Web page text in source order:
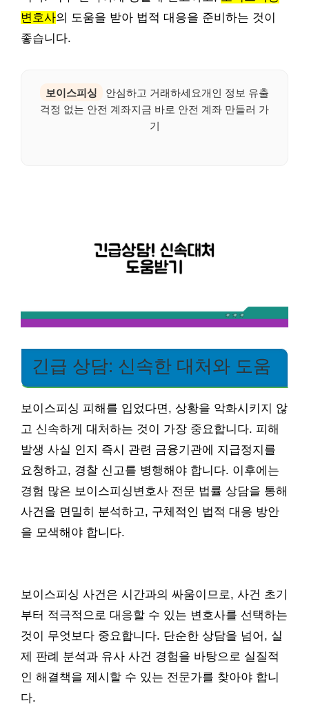
변호사의 도움을 받아 법적 대응을 준비하는 것이
좋습니다.
보이스피싱
안심하고 거래하세요개인 정보 유출
걱정 없는 안전 계좌지금 바로 안전 계좌 만들러 가
기
긴급 상담: 신속한 대처와 도움
보이스피싱 피해를 입었다면, 상황을 악화시키지 않
고 신속하게 대처하는 것이 가장 중요합니다. 피해
발생 사실 인지 즉시 관련 금융기관에 지급정지를
요청하고, 경찰 신고를 병행해야 합니다. 이후에는
경험 많은 보이스피싱변호사 전문 법률 상담을 통해
사건을 면밀히 분석하고, 구체적인 법적 대응 방안
을 모색해야 합니다.
보이스피싱 사건은 시간과의 싸움이므로, 사건 초기
부터 적극적으로 대응할 수 있는 변호사를 선택하는
것이 무엇보다 중요합니다. 단순한 상담을 넘어, 실
제 판례 분석과 유사 사건 경험을 바탕으로 실질적
인 해결책을 제시할 수 있는 전문가를 찾아야 합니
다.